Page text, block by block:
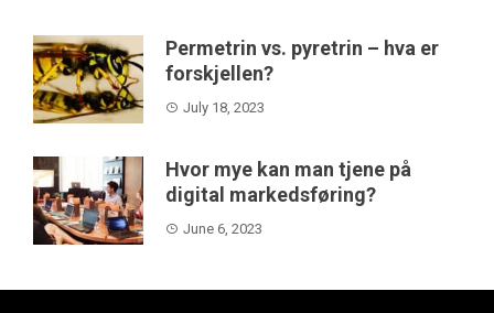
Permetrin vs. pyretrin – hva er
forskjellen?
July 18, 2023
Hvor mye kan man tjene på
digital markedsføring?
June 6, 2023